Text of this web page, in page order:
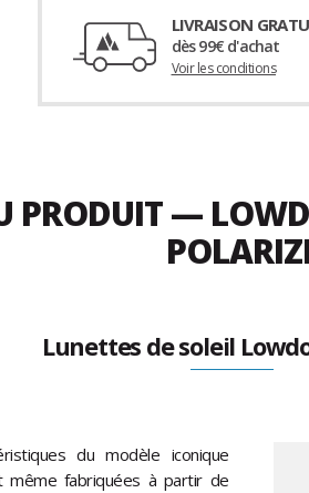
LIVRAISON
dès 99€ d'achat
Voir les conditions
PRODUIT —
Lunettes de soleil
du modèle iconique
même fabriquées à partir de